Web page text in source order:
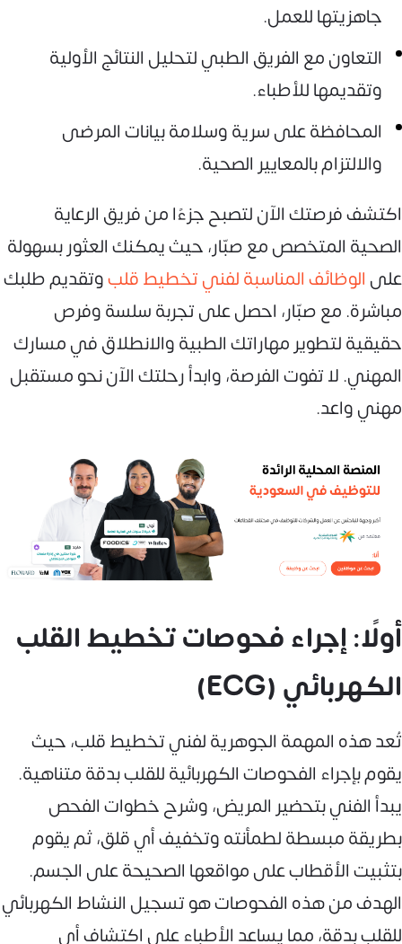
جاهزيتها للعمل.
التعاون مع الفريق الطبي لتحليل النتائج الأولية
وتقديمها للأطباء.
المحافظة على سرية وسلامة بيانات المرضى
والالتزام بالمعايير الصحية.
اكتشف فرصتك الآن لتصبح جزءًا من فريق الرعاية
الصحية المتخصص مع صبّار، حيث يمكنك العثور بسهولة
على الوظائف المناسبة لفني تخطيط قلبوتقديم طلبك
مباشرة. مع صبّار، احصل على تجربة سلسة وفرص
حقيقية لتطوير مهاراتك الطبية والانطلاق في مسارك
المهني. لا تفوت الفرصة، وابدأ رحلتك الآن نحو مستقبل
مهني واعد.
أولًا: إجراء فحوصات تخطيط القلب
الكهربائي (ECG)
تُعد هذه المهمة الجوهرية لفني تخطيط قلب، حيث
يقوم بإجراء الفحوصات الكهربائية للقلب بدقة متناهية.
يبدأ الفني بتحضير المريض، وشرح خطوات الفحص
بطريقة مبسطة لطمأنته وتخفيف أي قلق، ثم يقوم
بتثبيت الأقطاب على مواقعها الصحيحة على الجسم.
الهدف من هذه الفحوصات هو تسجيل النشاط الكهربائي
للقلب بدقة، مما يساعد الأطباء على اكتشاف أي